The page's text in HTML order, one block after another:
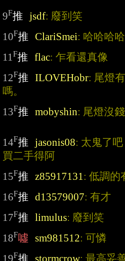
9F推 jsdf: 廢到笑
10F推 ClariSmei: 哈哈哈哈
11F推 flac: 乍看還真像
12F推 ILOVEHobr: 尾燈
嗎。
13F推 mobyshin: 尾燈沒
14F推 jasonis08: 太鬼了
買二手得阿
15F推 z85917131: 低調的
16F推 d13579007: 有才
17F推 limulus: 廢到笑
18F噓 sm981512: 可憐
19F推 stormcrow: 最高妥